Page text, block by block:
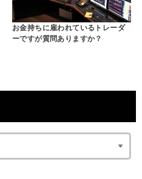
お金持ちに雇われているトレーダ
ーですが質問ありますか？